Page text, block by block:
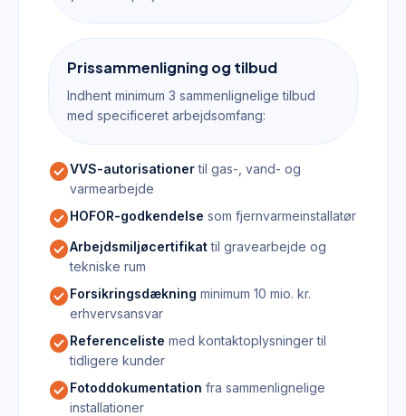
Prissammenligning og tilbud
Indhent minimum 3 sammenlignelige tilbud
med specificeret arbejdsomfang:
check_circleVVS-autorisationertil gas-, vand- og
varmearbejde
check_circleHOFOR-godkendelse som fjernvarmeinstallatør
check_circleArbejdsmiljøcertifikattil gravearbejde og
tekniske rum
check_circleForsikringsdækning minimum 10 mio. kr.
erhvervsansvar
check_circleReferenceliste med kontaktoplysninger til
tidligere kunder
check_circleFotoddokumentation fra sammenlignelige
installationer